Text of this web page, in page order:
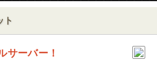
サーバー！